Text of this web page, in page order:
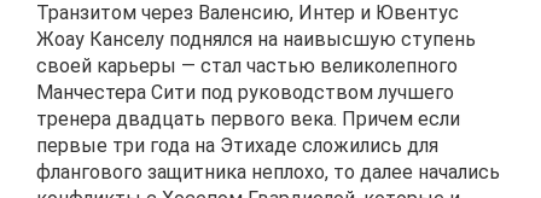
Транзитом через Валенсию, Интер и Ювентус
Жоау Канселу поднялся на наивысшую ступень
своей карьеры — стал частью великолепного
Манчестера Сити под руководством лучшего
тренера двадцать первого века. Причем если
первые три года на Этихаде сложились для
флангового защитника неплохо, то далее начались